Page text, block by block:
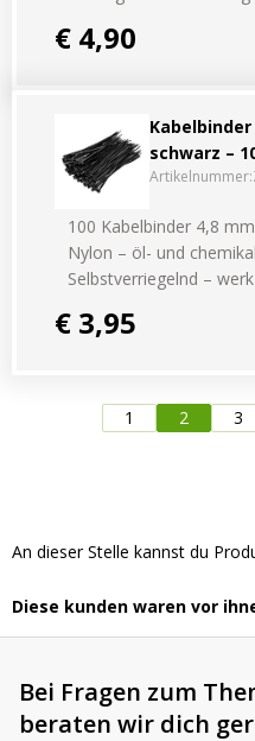
€ 4,90
schwarz –
Artikelnummer:
100 Kabelbinder 4,8
Nylon – öl- und
Selbstverriegelnd –
€ 3,95
1 2 3
An dieser Stelle kannst du
Diese kunden waren vor
Bei Fragen zum
beraten wir dich